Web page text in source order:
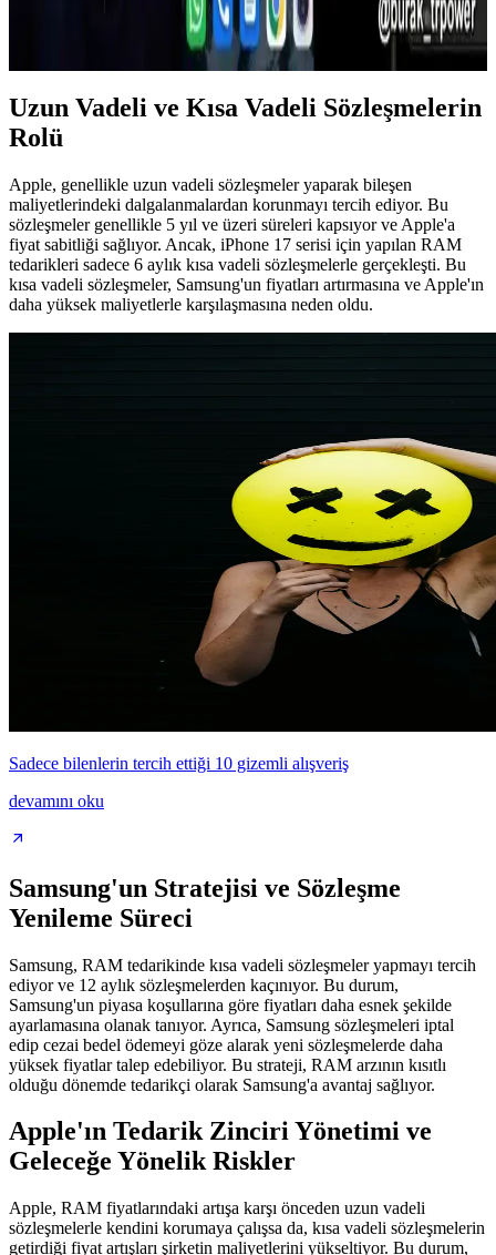
bilgiler, optimizasyon yöntemleri ve performans artırma ipuçlarıyla
cihazınızın hızını koruyun.
Uzun Vadeli ve Kısa Vadeli Sözleşmelerin
Rolü
Apple, genellikle uzun vadeli sözleşmeler yaparak bileşen
maliyetlerindeki dalgalanmalardan korunmayı tercih ediyor. Bu
sözleşmeler genellikle 5 yıl ve üzeri süreleri kapsıyor ve Apple'a
fiyat sabitliği sağlıyor. Ancak, iPhone 17 serisi için yapılan RAM
tedarikleri sadece 6 aylık kısa vadeli sözleşmelerle gerçekleşti. Bu
kısa vadeli sözleşmeler, Samsung'un fiyatları artırmasına ve Apple'ın
daha yüksek maliyetlerle karşılaşmasına neden oldu.
Sadece bilenlerin tercih ettiği 10 gizemli alışveriş
devamını oku
Samsung'un Stratejisi ve Sözleşme
Yenileme Süreci
Samsung, RAM tedarikinde kısa vadeli sözleşmeler yapmayı tercih
ediyor ve 12 aylık sözleşmelerden kaçınıyor. Bu durum,
Samsung'un piyasa koşullarına göre fiyatları daha esnek şekilde
ayarlamasına olanak tanıyor. Ayrıca, Samsung sözleşmeleri iptal
edip cezai bedel ödemeyi göze alarak yeni sözleşmelerde daha
yüksek fiyatlar talep edebiliyor. Bu strateji, RAM arzının kısıtlı
olduğu dönemde tedarikçi olarak Samsung'a avantaj sağlıyor.
Apple'ın Tedarik Zinciri Yönetimi ve
Geleceğe Yönelik Riskler
Apple, RAM fiyatlarındaki artışa karşı önceden uzun vadeli
sözleşmelerle kendini korumaya çalışsa da, kısa vadeli sözleşmelerin
getirdiği fiyat artışları şirketin maliyetlerini yükseltiyor. Bu durum,